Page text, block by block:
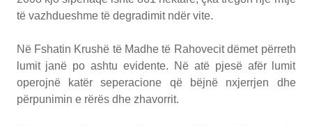
të vazhdueshme të degradimit ndër vite.
Në Fshatin Krushë të Madhe të Rahovecit dëmet përreth
lumit janë po ashtu evidente. Në atë pjesë afër lumit
operojnë katër seperacione që bëjnë nxjerrjen dhe
përpunimin e rërës dhe zhavorrit.